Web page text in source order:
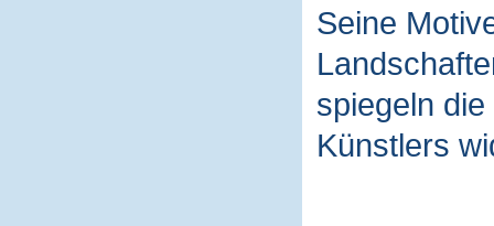
Seine
spiegeln
Künstlers